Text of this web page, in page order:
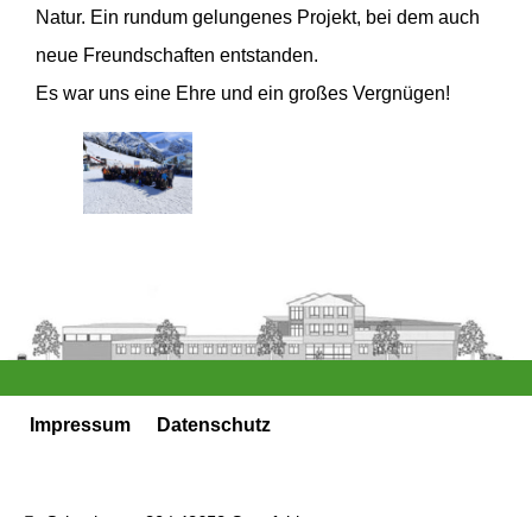
Natur. Ein rundum gelungenes Projekt, bei dem auch
neue Freundschaften entstanden.
Es war uns eine Ehre und ein großes Vergnügen!
Impressum Datenschutz